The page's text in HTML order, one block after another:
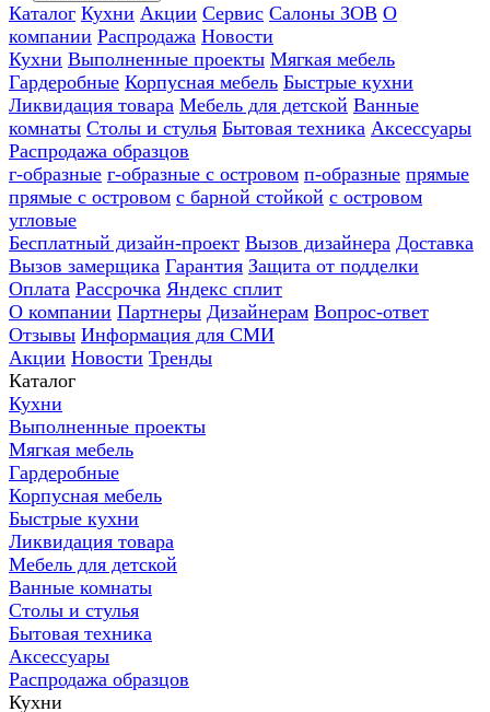
Каталог Кухни Акции Сервис Салоны ЗОВ О
компании Распродажа Новости
Кухни Выполненные проекты Мягкая мебель
Гардеробные Корпусная мебель Быстрые кухни
Ликвидация товара Мебель для детской Ванные
комнаты Столы и стулья Бытовая техника Аксессуары
Распродажа образцов
г-образные г-образные с островом п-образные прямые
прямые с островом с барной стойкой с островом
угловые
Бесплатный дизайн-проект Вызов дизайнера Доставка
Вызов замерщика Гарантия Защита от подделки
Оплата Рассрочка Яндекс сплит
О компании Партнеры Дизайнерам Вопрос-ответ
Отзывы Информация для СМИ
Акции Новости Тренды
Каталог
Кухни
Выполненные проекты
Мягкая мебель
Гардеробные
Корпусная мебель
Быстрые кухни
Ликвидация товара
Мебель для детской
Ванные комнаты
Столы и стулья
Бытовая техника
Аксессуары
Распродажа образцов
Кухни